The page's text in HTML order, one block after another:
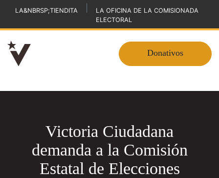
LA&NBRSP;TIENDITA
LA OFICINA DE LA COMISIONADA
ELECTORAL
Donativos
Victoria Ciudadana
demanda a la Comisión
Estatal de Elecciones